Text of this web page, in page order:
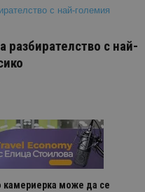
с най-
камериерка може да се